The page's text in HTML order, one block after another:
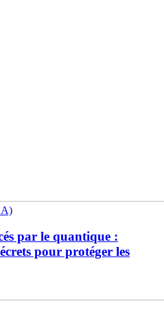
par le quantique :
pour protéger les